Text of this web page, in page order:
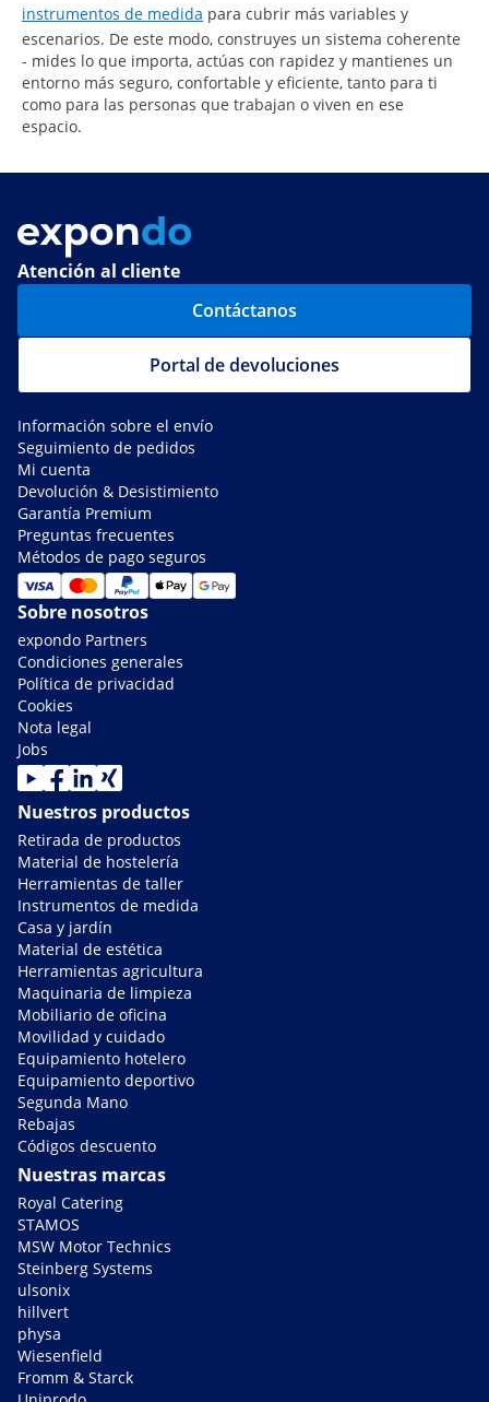
instrumentos de medida para cubrir más variables y
escenarios. De este modo, construyes un sistema coherente
- mides lo que importa, actúas con rapidez y mantienes un
entorno más seguro, confortable y eficiente, tanto para ti
como para las personas que trabajan o viven en ese
espacio.
Atención al cliente
Contáctanos
Portal de devoluciones
Información sobre el envío
Seguimiento de pedidos
Mi cuenta
Devolución & Desistimiento
Garantía Premium
Preguntas frecuentes
Métodos de pago seguros
Sobre nosotros
expondo Partners
Condiciones generales
Política de privacidad
Cookies
Nota legal
Jobs
Nuestros productos
Retirada de productos
Material de hostelería
Herramientas de taller
Instrumentos de medida
Casa y jardín
Material de estética
Herramientas agricultura
Maquinaria de limpieza
Mobiliario de oficina
Movilidad y cuidado
Equipamiento hotelero
Equipamiento deportivo
Segunda Mano
Rebajas
Códigos descuento
Nuestras marcas
Royal Catering
STAMOS
MSW Motor Technics
Steinberg Systems
ulsonix
hillvert
physa
Wiesenfield
Fromm & Starck